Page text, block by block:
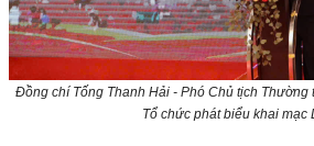
Đồng chí Tống Thanh Hải - Phó Chủ tịch Thường
Tổ chức phát biểu khai mạc